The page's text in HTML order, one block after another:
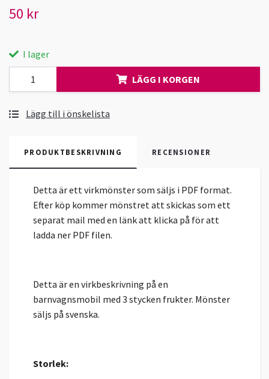
50 kr
I lager
LÄGG I KORGEN
Lägg till i önskelista
PRODUKTBESKRIVNING RECENSIONER
Detta är ett virkmönster som säljs i PDF format.
Efter köp kommer mönstret att skickas som ett
separat mail med en länk att klicka på för att
ladda ner PDF filen.
Detta är en virkbeskrivning på en
barnvagnsmobil med 3 stycken frukter. Mönster
säljs på svenska.
Storlek: